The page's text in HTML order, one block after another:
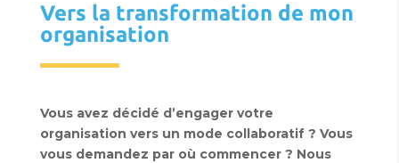
Vers la transformation de mon
organisation
Vous avez décidé d’engager votre
organisation vers un mode collaboratif ? Vous
vous demandez par où commencer ? Nous